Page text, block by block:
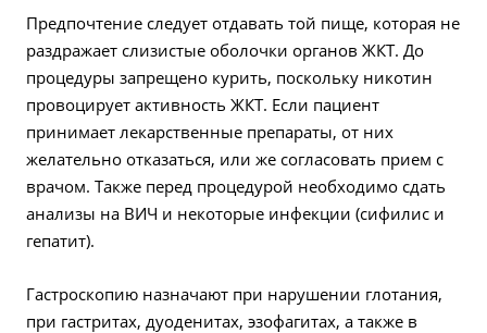
Предпочтение следует отдавать той пище, которая не
раздражает слизистые оболочки органов ЖКТ. До
процедуры запрещено курить, поскольку никотин
провоцирует активность ЖКТ. Если пациент
принимает лекарственные препараты, от них
желательно отказаться, или же согласовать прием с
врачом. Также перед процедурой необходимо сдать
анализы на ВИЧ и некоторые инфекции (сифилис и
гепатит).
Гастроскопию назначают при нарушении глотания,
при гастритах, дуоденитах, эзофагитах, а также в